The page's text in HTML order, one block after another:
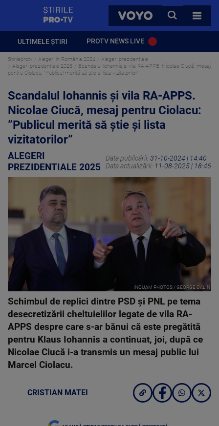
VOYO
CAUTA
TOATE
ULTIMELE ȘTIRI PROTV NEWS LIVE
Stirileprotv Alegeri în România 2024
Alegeri prezidentiale
Alegeri prezidentiale 2025
Scandalul Iohannis și vila RA-APPS. Nicolae Ciucă, mesaj
pentru Ciolacu: ”Publicul merită să știe și lista vizitatorilor”
Scandalul Iohannis și vila RA-APPS.
Nicolae Ciucă, mesaj pentru Ciolacu:
”Publicul merită să știe și lista
vizitatorilor”
ALEGERI
PREZIDENTIALE 2025
Data publicării: 31-10-2024 | 14:40
Data actualizării: 11-08-2025 | 18:46
INQUAM PHOTOS / GEORGE CALIN
Schimbul de replici dintre PSD și PNL pe tema
desecretizării cheltuielilor legate de vila RA-
APPS despre care s-ar bănui că este pregătită
pentru Klaus Iohannis a continuat, joi, după ce
Nicolae Ciucă i-a transmis un mesaj public lui
Marcel Ciolacu.
CRISTIAN MATEI